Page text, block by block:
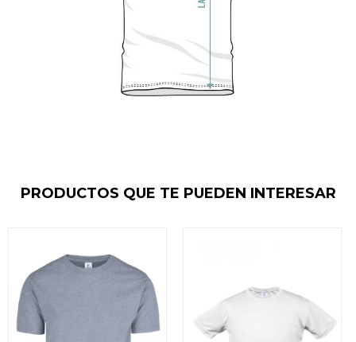
PRODUCTOS QUE TE PUEDEN INTERESAR